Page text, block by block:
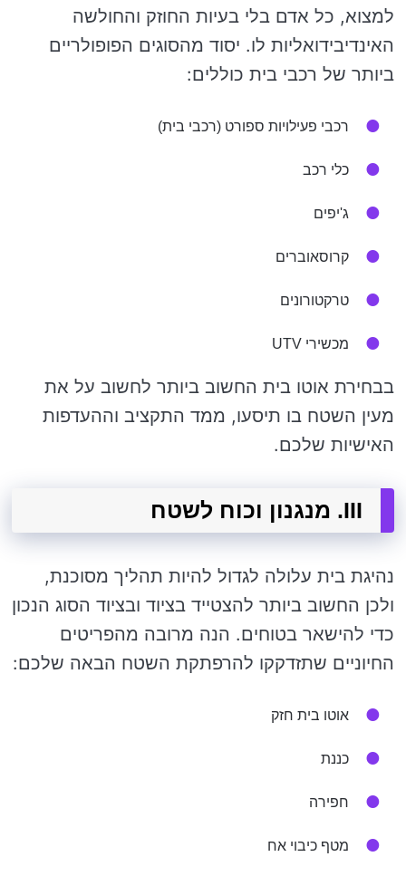
למצוא, כל אדם בלי בעיות החוזק והחולשה
האינדיבידואליות לו. יסוד מהסוגים הפופולריים
ביותר של רכבי בית כוללים:
רכבי פעילויות ספורט (רכבי בית)
כלי רכב
ג'יפים
קרוסאוברים
טרקטורונים
מכשירי UTV
בבחירת אוטו בית החשוב ביותר לחשוב על את
מעין השטח בו תיסעו, ממד התקציב וההעדפות
האישיות שלכם.
III. מנגנון וכוח לשטח
נהיגת בית עלולה לגדול להיות תהליך מסוכנת,
ולכן החשוב ביותר להצטייד בציוד ובציוד הסוג הנכון
כדי להישאר בטוחים. הנה מרובה מהפריטים
החיוניים שתזדקקו להרפתקת השטח הבאה שלכם:
אוטו בית חזק
כננת
חפירה
מטף כיבוי אח